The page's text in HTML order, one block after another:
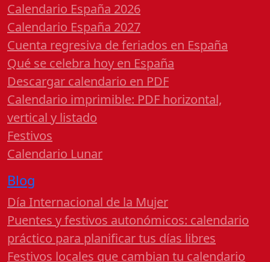
Calendario España 2026
Calendario España 2027
Cuenta regresiva de feriados en España
Qué se celebra hoy en España
Descargar calendario en PDF
Calendario imprimible: PDF horizontal,
vertical y listado
Festivos
Calendario Lunar
Blog
Día Internacional de la Mujer
Puentes y festivos autonómicos: calendario
práctico para planificar tus días libres
Festivos locales que cambian tu calendario